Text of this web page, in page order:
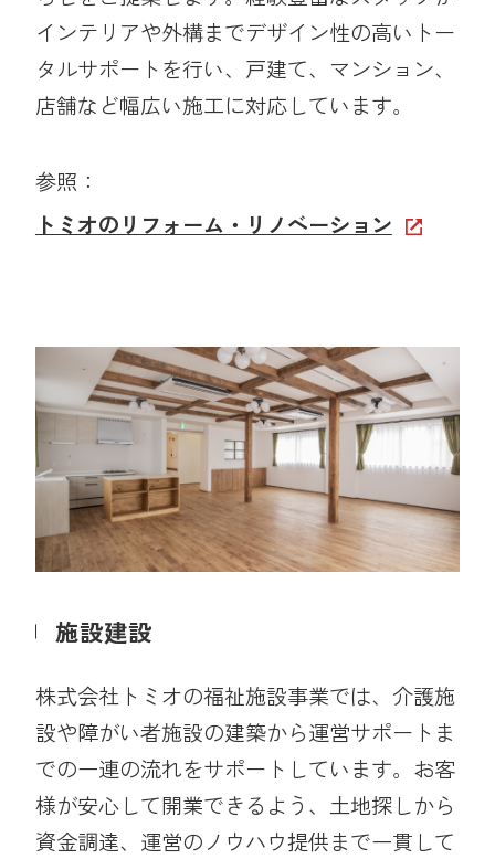
インテリアや外構までデザイン性の高いトー
タルサポートを行い、戸建て、マンション、
店舗など幅広い施工に対応しています。
参照：
トミオのリフォーム・リノベーション
施設建設
株式会社トミオの福祉施設事業では、介護施
設や障がい者施設の建築から運営サポートま
での一連の流れをサポートしています。お客
様が安心して開業できるよう、土地探しから
資金調達、運営のノウハウ提供まで一貫して